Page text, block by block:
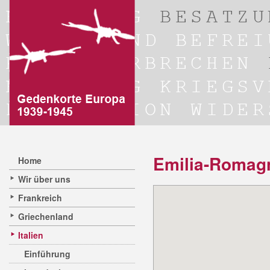
Home
Wir über uns
Frankreich
Griechenland
Italien
Einführung
Emilia-